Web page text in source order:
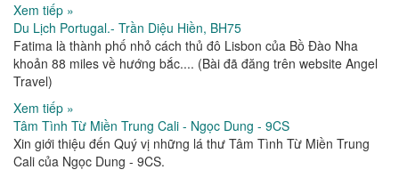
Xem tiếp »
Du Lịch Portugal.- Trần Diệu Hiền, BH75
Fatima là thành phố nhỏ cách thủ đô Lisbon của Bồ Đào Nha
khoản 88 miles về hướng bắc.... (Bài đã đăng trên website Angel
Travel)
Xem tiếp »
Tâm Tình Từ Miền Trung Cali - Ngọc Dung - 9CS
Xin giới thiệu đến Quý vị những lá thư Tâm Tình Từ Miền Trung
Cali của Ngọc Dung - 9CS.